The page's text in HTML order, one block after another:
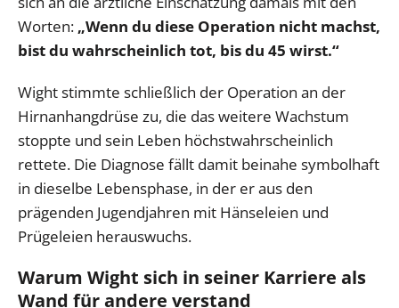
Worten: „Wenn du diese Operation nicht machst,
bist du wahrscheinlich tot, bis du 45 wirst.“
Wight stimmte schließlich der Operation an der
Hirnanhangdrüse zu, die das weitere Wachstum
stoppte und sein Leben höchstwahrscheinlich
rettete. Die Diagnose fällt damit beinahe symbolhaft
in dieselbe Lebensphase, in der er aus den
prägenden Jugendjahren mit Hänseleien und
Prügeleien herauswuchs.
Warum Wight sich in seiner Karriere als
Wand für andere verstand